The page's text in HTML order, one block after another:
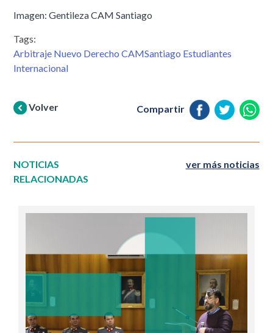
Imagen: Gentileza CAM Santiago
Tags:
Arbitraje Nuevo Derecho CAMSantiago Estudiantes
Internacional
Volver Compartir
NOTICIAS
RELACIONADAS
ver más noticias